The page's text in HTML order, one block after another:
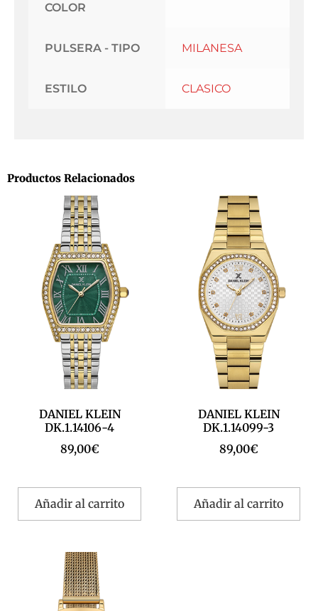
COLOR
PULSERA - TIPO MILANESA
ESTILO CLASICO
Productos Relacionados
DANIEL KLEIN
DK.1.14106-4
89,00€
Añadir al carrito
DANIEL KLEIN
DK.1.14099-3
89,00€
Añadir al carrito